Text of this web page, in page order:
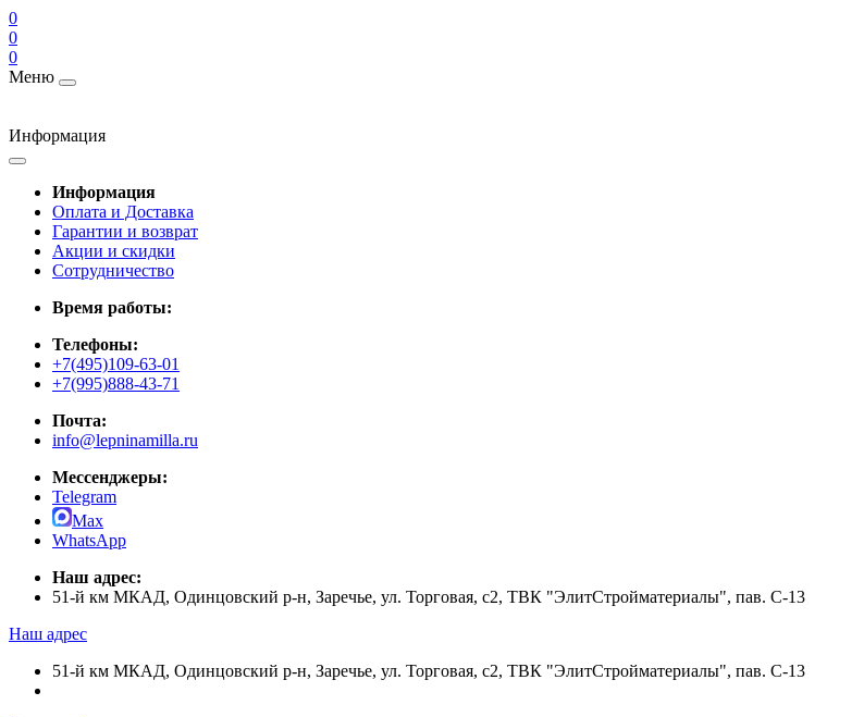
0
0
0
Меню
Информация
Информация
Оплата и Доставка
Гарантии и возврат
Акции и скидки
Cотрудничество
Время работы:
Телефоны:
+7(495)109-63-01
+7(995)888-43-71
Почта:
info@lepninamilla.ru
Мессенджеры:
Telegram
Max
WhatsApp
Наш адрес:
51-й км МКАД, Одинцовский р-н, Заречье, ул. Торговая, с2, ТВК "ЭлитСтройматериалы", пав. С-13
Наш адрес
51-й км МКАД, Одинцовский р-н, Заречье, ул. Торговая, с2, ТВК "ЭлитСтройматериалы", пав. С-13